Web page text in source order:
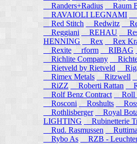
Randers+Radius
Raum
RAVAIOLI LEGNAMI
Red Stitch
Redwitz
Reggiani
REHAU
HENNING
Rex Rex
Rexite
rform RIBAG
Richlite Company
Rietveld by Rietveld
Rimex Metals
Ritzwell
RiZZ
Roberti Rattan
Rolf Benz Contract
Roll
Rosconi Roshults
Rothlisberger
Royal
LIGHTING
Rubinetterie
Rud. Rasmussen
Rybo As
RZB -